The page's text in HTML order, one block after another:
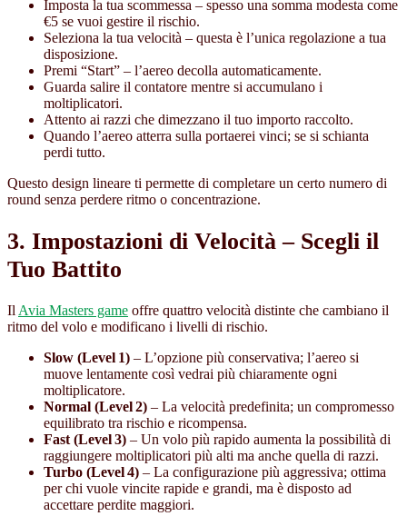
Imposta la tua scommessa – spesso una somma modesta come
€5 se vuoi gestire il rischio.
Seleziona la tua velocità – questa è l’unica regolazione a tua
disposizione.
Premi “Start” – l’aereo decolla automaticamente.
Guarda salire il contatore mentre si accumulano i
moltiplicatori.
Attento ai razzi che dimezzano il tuo importo raccolto.
Quando l’aereo atterra sulla portaerei vinci; se si schianta
perdi tutto.
Questo design lineare ti permette di completare un certo numero di
round senza perdere ritmo o concentrazione.
3. Impostazioni di Velocità – Scegli il
Tuo Battito
Il Avia Masters game offre quattro velocità distinte che cambiano il
ritmo del volo e modificano i livelli di rischio.
Slow (Level 1) – L’opzione più conservativa; l’aereo si
muove lentamente così vedrai più chiaramente ogni
moltiplicatore.
Normal (Level 2) – La velocità predefinita; un compromesso
equilibrato tra rischio e ricompensa.
Fast (Level 3) – Un volo più rapido aumenta la possibilità di
raggiungere moltiplicatori più alti ma anche quella di razzi.
Turbo (Level 4) – La configurazione più aggressiva; ottima
per chi vuole vincite rapide e grandi, ma è disposto ad
accettare perdite maggiori.